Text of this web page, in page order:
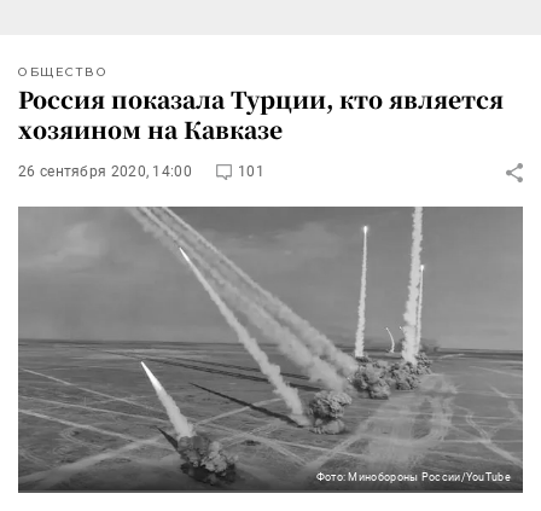
ОБЩЕСТВО
Россия показала Турции, кто является
хозяином на Кавказе
26 сентября 2020, 14:00 101
Фото: Минобороны России/YouTube